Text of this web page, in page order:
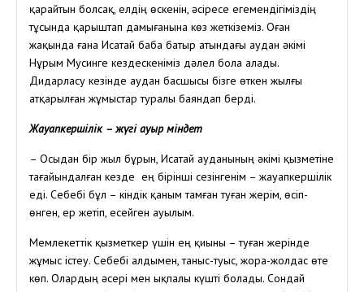
қарайтын болсақ, елдің өскенін, әсіресе егемендігіміздің
тұсында қарыштап дамығанына көз жеткіземіз. Оған
жақында ғана Исатай баба батыр атындағы аудан әкімі
Нұрым Мусинге кездескеніміз дәлел бола алады.
Дидарласу кезінде аудан басшысы бізге өткен жылғы
атқарылған жұмыстар туралы баяндап берді.
Жауапкершілік – жүгі ауыр міндет
– Осыдан бір жыл бұрын, Исатай ауданының әкімі қызметіне
тағайындалған кезде ең бірінші сезінгенім – жауапкершілік
еді. Себебі бұл – кіндік қаным тамған туған жерім, өсіп-
өнген, ер жетіп, есейген ауылым.
Мемлекеттік қызметкер үшін ең қиыны – туған жерінде
жұмыс істеу. Себебі алдымен, таныс-туыс, жора-жолдас өте
көп. Олардың әсері мен ықпалы күшті болады. Сондай